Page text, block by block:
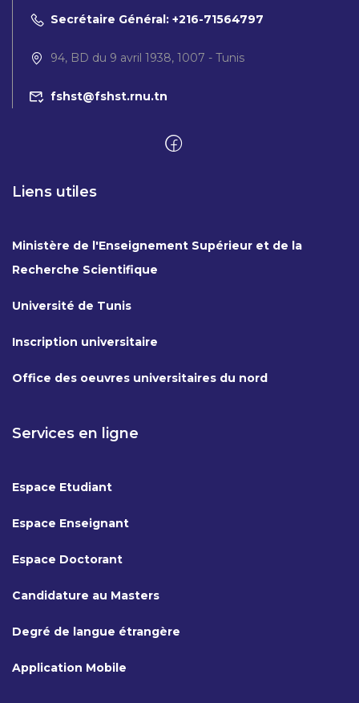
Secrétaire Général: +216-71564797
94, BD du 9 avril 1938, 1007 - Tunis
fshst@fshst.rnu.tn
Liens utiles
Ministère de l'Enseignement Supérieur et de la
Recherche Scientifique
Université de Tunis
Inscription universitaire
Office des oeuvres universitaires du nord
Services en ligne
Espace Etudiant
Espace Enseignant
Espace Doctorant
Candidature au Masters
Degré de langue étrangère
Application Mobile